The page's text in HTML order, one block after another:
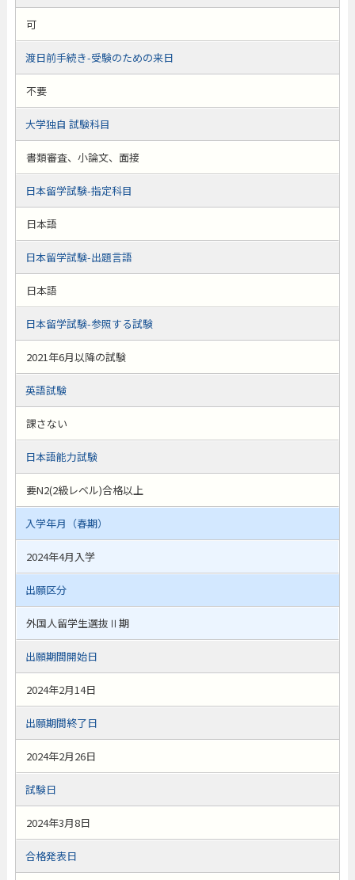
可
渡日前手続き-受験のための来日
不要
大学独自 試験科目
書類審査、小論文、面接
日本留学試験-指定科目
日本語
日本留学試験-出題言語
日本語
日本留学試験-参照する試験
2021年6月以降の試験
英語試験
課さない
日本語能力試験
要N2(2級レベル)合格以上
入学年月（春期）
2024年4月入学
出願区分
外国人留学生選抜Ⅱ期
出願期間開始日
2024年2月14日
出願期間終了日
2024年2月26日
試験日
2024年3月8日
合格発表日